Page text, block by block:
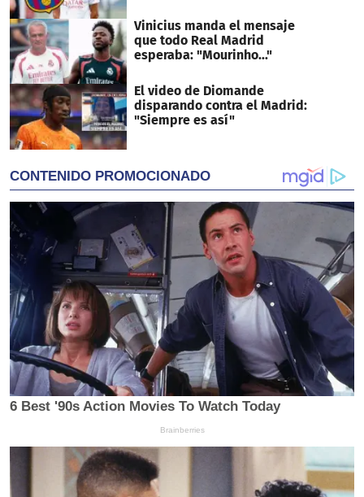
Vinicius manda el mensaje
que todo Real Madrid
esperaba: "Mourinho..."
El video de Diomande
disparando contra el Madrid:
"Siempre es así"